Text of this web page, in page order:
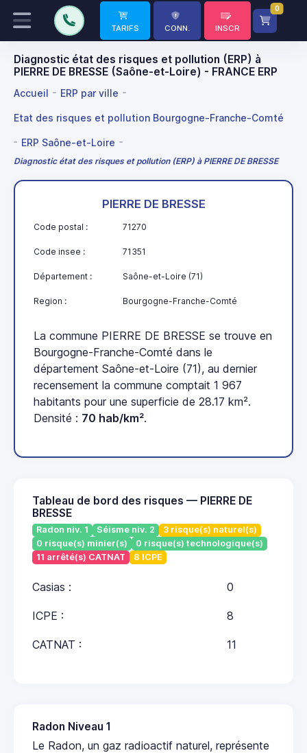
TARIFS CONN. INSCR
0
Diagnostic état des risques et pollution (ERP) à
PIERRE DE BRESSE (Saône-et-Loire) - FRANCE ERP
Accueil ERP par ville
Etat des risques et pollution Bourgogne-Franche-Comté
ERP Saône-et-Loire
Diagnostic état des risques et pollution (ERP) à PIERRE DE BRESSE
PIERRE DE BRESSE
Code postal : 71270
Code insee : 71351
Département : Saône-et-Loire (71)
Region : Bourgogne-Franche-Comté
La commune PIERRE DE BRESSE se trouve en
Bourgogne-Franche-Comté dans le
département Saône-et-Loire (71), au dernier
recensement la commune comptait 1 967
habitants pour une superficie de 28.17 km².
Densité : 70 hab/km².
Tableau de bord des risques — PIERRE DE
BRESSE
Radon niv. 1 Séisme niv. 2
3 risque(s) naturel(s)
0 risque(s) minier(s)
0 risque(s) technologique(s)
11 arrêté(s) CATNAT
8 ICPE
Casias : 0
ICPE : 8
CATNAT : 11
Radon Niveau 1
Le Radon, un gaz radioactif naturel, représente